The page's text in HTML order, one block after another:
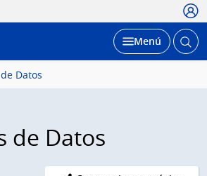
Desplegar
Menú Abrir
Datos
de Datos